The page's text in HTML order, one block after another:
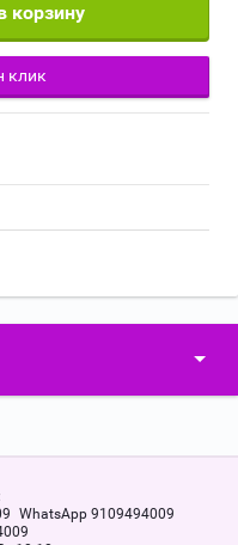
корзину
клик
WhatsApp 9109494009